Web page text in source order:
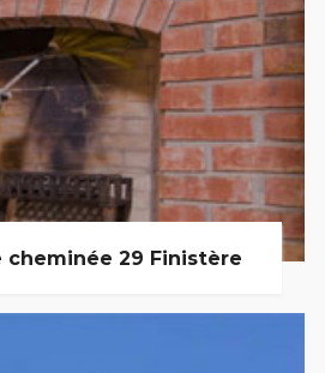
cheminée 29 Finistère